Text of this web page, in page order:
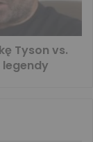
Tyson vs.
legendy